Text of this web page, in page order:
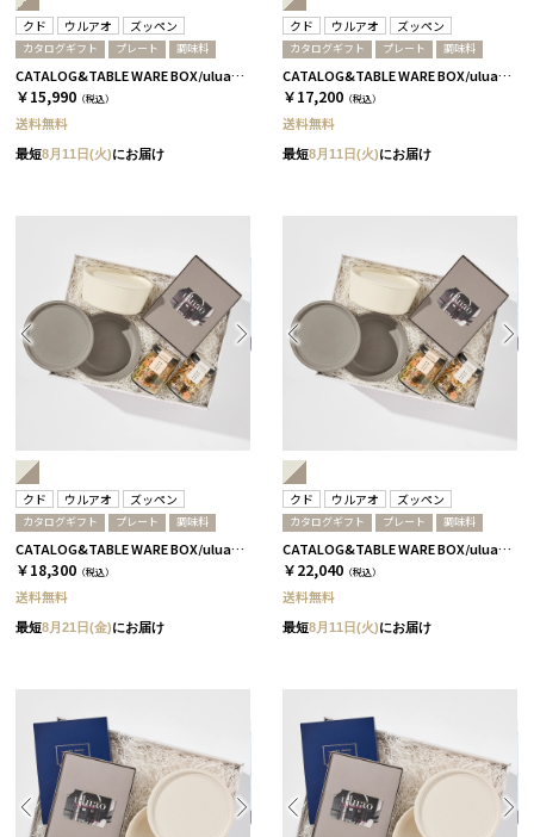
クド ウルアオ ズッペン
カタログギフト プレート 調味料
CATALOG&TABLE WARE BOX/uluao/9°/白無垢&茶大色/全5種 フロレンツィア
￥15,990 （税込）
送料無料
最短8月11日(火)にお届け
クド ウルアオ ズッペン
カタログギフト プレート 調味料
CATALOG&TABLE WARE BOX/uluao/9°/白無垢&茶大色/全5種 バジーリア
￥17,200 （税込）
送料無料
最短8月11日(火)にお届け
クド ウルアオ ズッペン
カタログギフト プレート 調味料
CATALOG&TABLE WARE BOX/uluao/9°/白無垢&茶大色/全5種 イヴェット
￥18,300 （税込）
送料無料
最短8月21日(金)にお届け
クド ウルアオ ズッペン
カタログギフト プレート 調味料
CATALOG&TABLE WARE BOX/uluao/9°/白無垢&茶大色/全5種 ザグーアン
￥22,040 （税込）
送料無料
最短8月11日(火)にお届け